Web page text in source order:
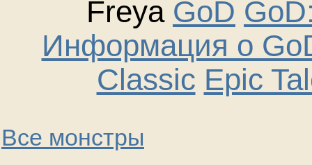
Freya GoD
Информация о
Classic Epic
Все монстры